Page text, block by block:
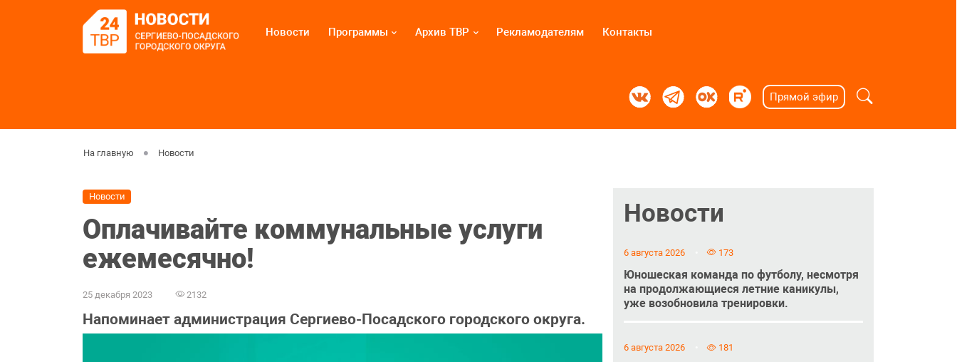
Новости Программы Архив ТВР Рекламодателям Контакты
Прямой эфир
На главную Новости
Новости
Оплачивайте коммунальные услуги
ежемесячно!
25 декабря 2023 2132
Напоминает администрация Сергиево-Посадского городского округа.
Новости
6 августа 2026 173
Юношеская команда по футболу, несмотря
на продолжающиеся летние каникулы,
уже возобновила тренировки.
6 августа 2026 181